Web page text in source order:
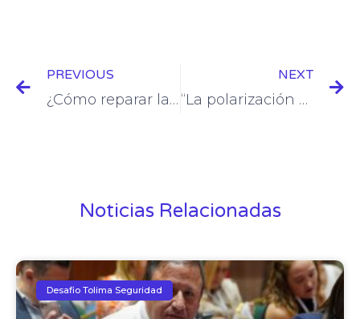
PREVIOUS
¿Cómo reparar la confianza en la democracia? expertos se preparan para debatirlo
NEXT
“La polarización es esa sensación de que no hay posibilidad de acuerdo”: Laura Bonilla
Noticias Relacionadas
Desafio Tolima Seguridad